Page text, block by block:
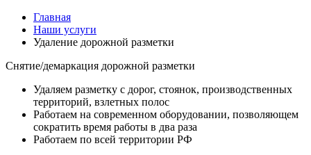
Главная
Наши услуги
Удаление дорожной разметки
Снятие/демаркация дорожной разметки
Удаляем разметку с дорог, стоянок, производственных
территорий, взлетных полос
Работаем на современном оборудовании, позволяющем
сократить время работы в два раза
Работаем по всей территории РФ